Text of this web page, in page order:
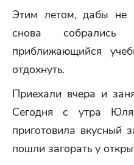
Этим летом, дабы не
снова
приближающийся
отдохнуть.
Приехали вчера и
Сегодня с утра
приготовила вкусный
пошли загорать у